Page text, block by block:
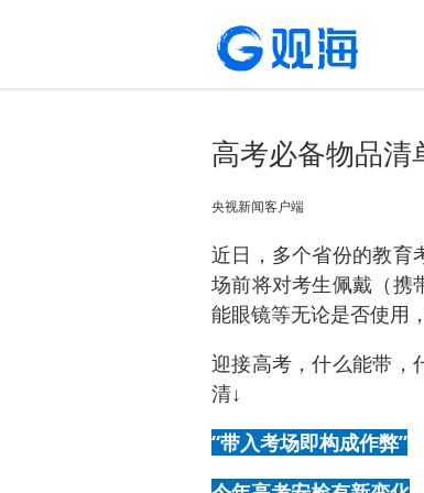
高考必备物品
央视新闻客户端
近日，多个省份的教育
场前将对考生佩戴（携
能眼镜等无论是否使用
迎接高考，什么能带，
清↓
“带入考场即构成作弊”